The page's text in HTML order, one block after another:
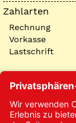
Zahlarten
Rechnung
Vorkasse
Lastschrift
Kontakt